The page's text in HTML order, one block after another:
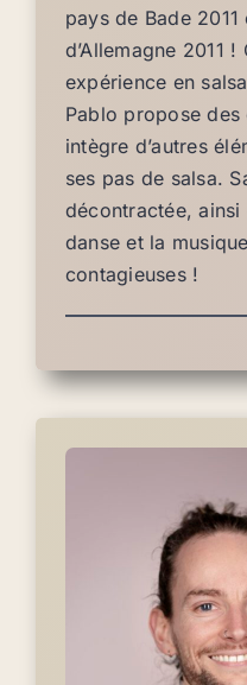
pays de Bade
d’Allemagne 2011
expérience en
Pablo propose
intègre d’autres
ses pas de salsa.
décontractée,
danse et la
contagieuses !